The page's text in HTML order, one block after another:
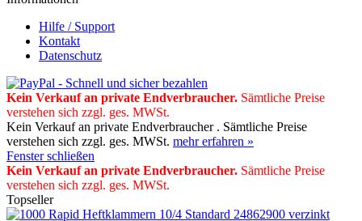
Hilfe / Support
Kontakt
Datenschutz
Kein Verkauf an private Endverbraucher. Sämtliche Preise
verstehen sich zzgl. ges. MWSt.
Kein Verkauf an private Endverbraucher . Sämtliche Preise
verstehen sich zzgl. ges. MWSt. mehr erfahren »
Fenster schließen
Kein Verkauf an private Endverbraucher. Sämtliche Preise
verstehen sich zzgl. ges. MWSt.
Topseller